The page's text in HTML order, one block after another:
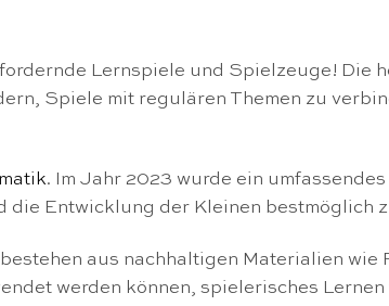
Lernspiele und Spielzeuge! Die
Spiele mit regulären Themen zu
. Im Jahr 2023 wurde ein
Entwicklung der Kleinen bestmöglich
aus nachhaltigen Materialien wie
werden können, spielerisches